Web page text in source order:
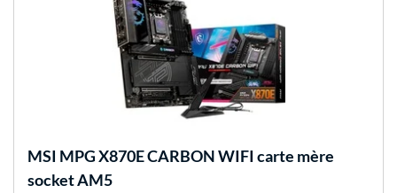
MSI MPG X870E CARBON WIFI carte mère
socket AM5